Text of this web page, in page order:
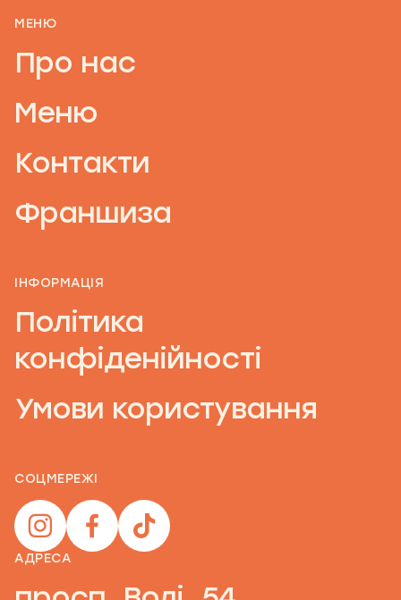
МЕНЮ
Про нас
Меню
Контакти
Франшиза
ІНФОРМАЦІЯ
Політика
конфіденійності
Умови користування
СОЦМЕРЕЖІ
АДРЕСА